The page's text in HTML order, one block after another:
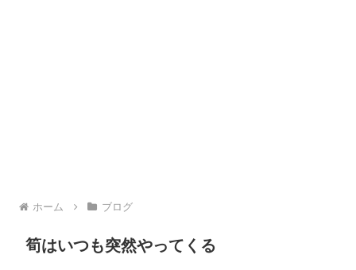
ホーム ブログ
筍はいつも突然やってくる